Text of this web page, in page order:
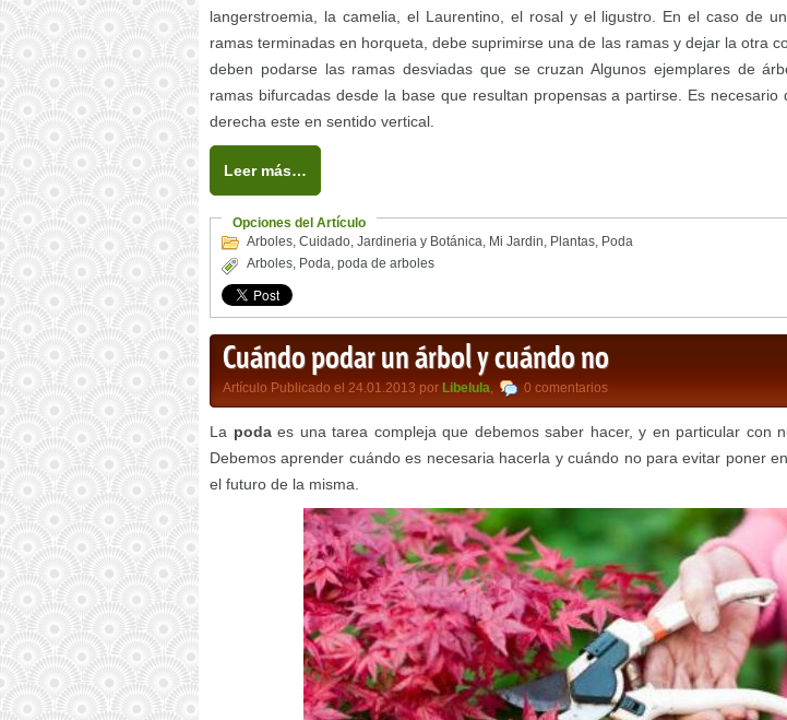
langerstroemia, la camelia, el Laurentino, el rosal y el ligustro. En el caso de
ramas terminadas en horqueta, debe suprimirse una de las ramas y dejar la otra
deben podarse las ramas desviadas que se cruzan Algunos ejemplares de
ramas bifurcadas desde la base que resultan propensas a partirse. Es necesario
derecha este en sentido vertical.
Leer más…
Opciones del Artículo
Arboles, Cuidado, Jardineria y Botánica, Mi Jardin, Plantas, Poda
Arboles, Poda, poda de arboles
Cuándo podar un árbol y cuándo no
Artículo Publicado el 24.01.2013 por Libelula, 0 comentarios
La podaes una tarea compleja que debemos saber hacer, y en particular con
Debemos aprender cuándo es necesaria hacerla y cuándo no para evitar poner
el futuro de la misma.